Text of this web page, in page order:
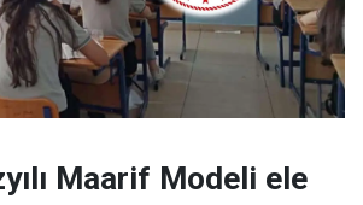
Maarif Modeli ele